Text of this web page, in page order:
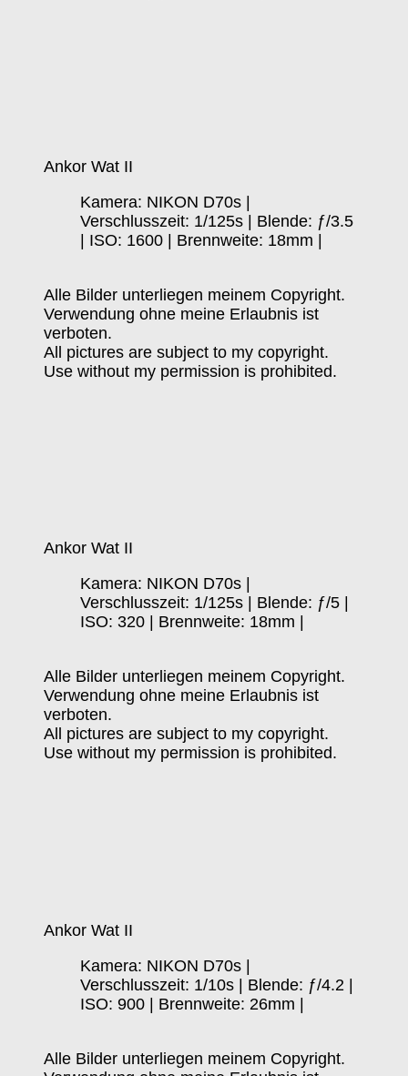
Ankor Wat II
Kamera: NIKON D70s |
Verschlusszeit: 1/125s | Blende: ƒ/3.5
| ISO: 1600 | Brennweite: 18mm |
Alle Bilder unterliegen meinem Copyright.
Verwendung ohne meine Erlaubnis ist
verboten.
All pictures are subject to my copyright.
Use without my permission is prohibited.
Ankor Wat II
Kamera: NIKON D70s |
Verschlusszeit: 1/125s | Blende: ƒ/5 |
ISO: 320 | Brennweite: 18mm |
Alle Bilder unterliegen meinem Copyright.
Verwendung ohne meine Erlaubnis ist
verboten.
All pictures are subject to my copyright.
Use without my permission is prohibited.
Ankor Wat II
Kamera: NIKON D70s |
Verschlusszeit: 1/10s | Blende: ƒ/4.2 |
ISO: 900 | Brennweite: 26mm |
Alle Bilder unterliegen meinem Copyright.